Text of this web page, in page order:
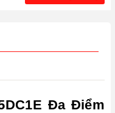
Đa Điểm